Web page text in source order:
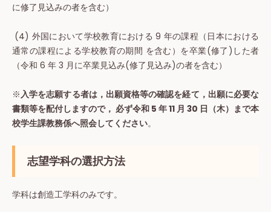
に修了見込みの者を含む）
(4) 外国において学校教育における 9 年の課程（日本における
通常の課程による学校教育の期間 を含む）を卒業(修了)した者
（令和 6 年 3 月に卒業見込み(修了見込み)の者を含む）
※入学を志願する者は，出願資格等の確認を経て，出願に必要な
書類等を配付しますので， 必ず令和 5 年 11 月 30 日（木）まで本
校学生課教務係へ照会してください。
志望学科の選択方法
学科は創造工学科のみです。